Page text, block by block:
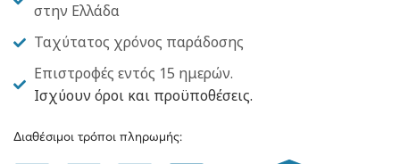
στην Ελλάδα
Ταχύτατος χρόνος παράδοσης
Επιστροφές εντός 15 ημερών.
Ισχύουν όροι και προϋποθέσεις.
Διαθέσιμοι τρόποι πληρωμής: